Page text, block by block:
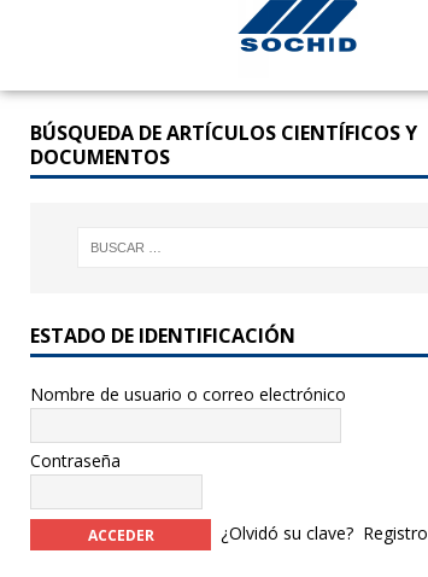
BÚSQUEDA DE ARTÍCULOS CIENTÍFICOS Y
DOCUMENTOS
ESTADO DE IDENTIFICACIÓN
Nombre de usuario o correo electrónico
Contraseña
¿Olvidó su clave? Registro